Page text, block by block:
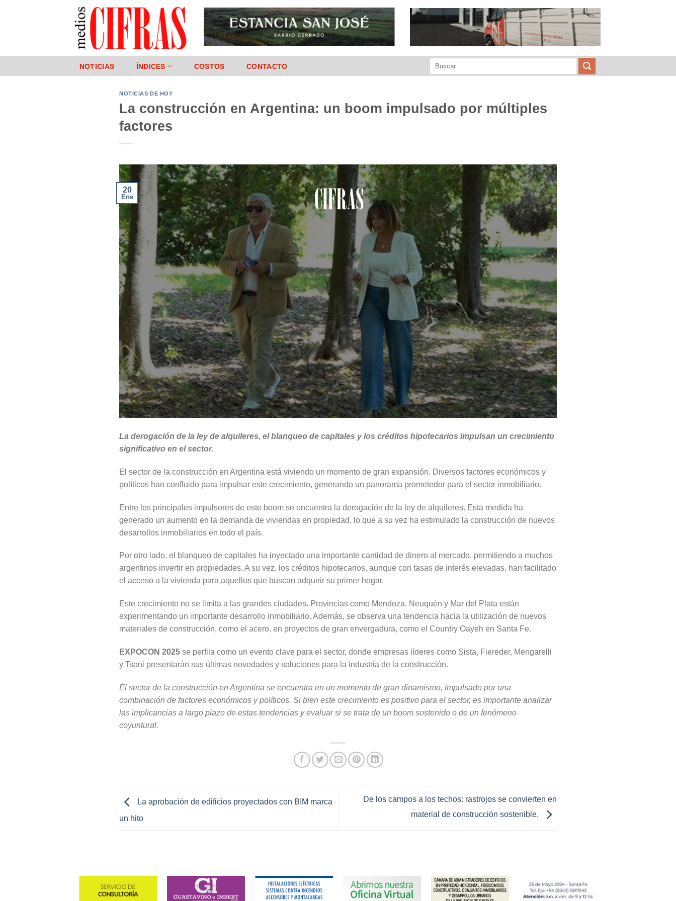
NOTICIAS ÍNDICES COSTOS CONTACTO
NOTICIAS DE HOY
La construcción en Argentina: un boom impulsado por múltiples
factores
20
Ene
La derogación de la ley de alquileres, el blanqueo de capitales y los créditos hipotecarios impulsan un crecimiento
significativo en el sector.
El sector de la construcción en Argentina está viviendo un momento de gran expansión. Diversos factores económicos y
políticos han confluido para impulsar este crecimiento, generando un panorama prometedor para el sector inmobiliario.
Entre los principales impulsores de este boom se encuentra la derogación de la ley de alquileres. Esta medida ha
generado un aumento en la demanda de viviendas en propiedad, lo que a su vez ha estimulado la construcción de nuevos
desarrollos inmobiliarios en todo el país.
Por otro lado, el blanqueo de capitales ha inyectado una importante cantidad de dinero al mercado, permitiendo a muchos
argentinos invertir en propiedades. A su vez, los créditos hipotecarios, aunque con tasas de interés elevadas, han facilitado
el acceso a la vivienda para aquellos que buscan adquirir su primer hogar.
Este crecimiento no se limita a las grandes ciudades. Provincias como Mendoza, Neuquén y Mar del Plata están
experimentando un importante desarrollo inmobiliario. Además, se observa una tendencia hacia la utilización de nuevos
materiales de construcción, como el acero, en proyectos de gran envergadura, como el Country Oayeh en Santa Fe.
EXPOCON 2025 se perfila como un evento clave para el sector, donde empresas líderes como Sista, Fiereder, Mengarelli
y Tsoni presentarán sus últimas novedades y soluciones para la industria de la construcción.
El sector de la construcción en Argentina se encuentra en un momento de gran dinamismo, impulsado por una
combinación de factores económicos y políticos. Si bien este crecimiento es positivo para el sector, es importante analizar
las implicancias a largo plazo de estas tendencias y evaluar si se trata de un boom sostenido o de un fenómeno
coyuntural.
La aprobación de edificios proyectados con BIM marca
un hito
De los campos a los techos: rastrojos se convierten en
material de construcción sostenible.